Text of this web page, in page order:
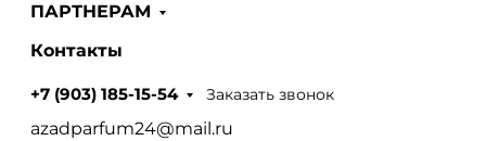
ПАРТНЕРАМ
Контакты
+7 (903) 185-15-54 Заказать звонок
azadparfum24@mail.ru